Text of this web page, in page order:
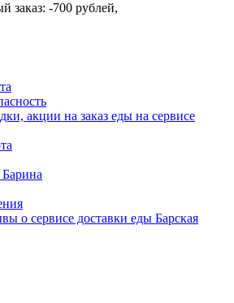
заказ: -700 рублей,
акции на заказ еды на сервисе
о сервисе доставки еды Барская